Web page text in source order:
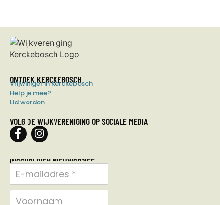
ONTDEK KERCKEBOSCH
Vrijwilliger in Kerckebosch
Help je mee?
Lid worden
VOLG DE WIJKVERENIGING OP SOCIALE MEDIA
INSCHRIJVEN NIEUWSBRIEF